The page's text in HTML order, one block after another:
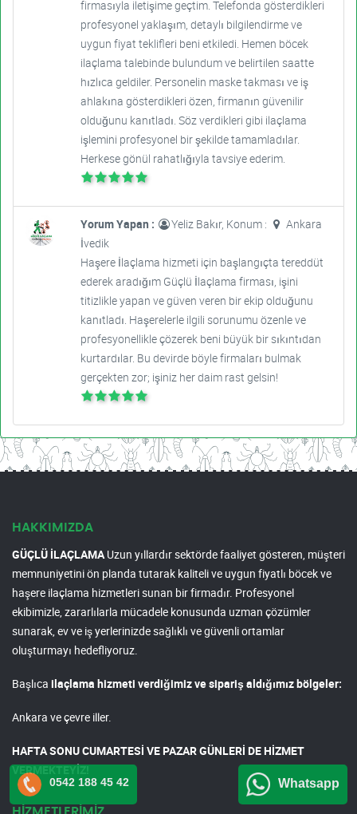
firmasıyla iletişime geçtim. Telefonda gösterdikleri
profesyonel yaklaşım, detaylı bilgilendirme ve
uygun fiyat teklifleri beni etkiledi. Hemen böcek
ilaçlama talebinde bulundum ve belirtilen saatte
hızlıca geldiler. Personelin maske takması ve iş
ahlakına gösterdikleri özen, firmanın güvenilir
olduğunu kanıtladı. Söz verdikleri gibi ilaçlama
işlemini profesyonel bir şekilde tamamladılar.
Herkese gönül rahatlığıyla tavsiye ederim.
Yorum Yapan : Yeliz Bakır, Konum :
Ankara
İvedik
Haşere İlaçlama hizmeti için başlangıçta tereddüt
ederek aradığım Güçlü İlaçlama firması, işini
titizlikle yapan ve güven veren bir ekip olduğunu
kanıtladı. Haşerelerle ilgili sorunumu özenle ve
profesyonellikle çözerek beni büyük bir sıkıntıdan
kurtardılar. Bu devirde böyle firmaları bulmak
gerçekten zor; işiniz her daim rast gelsin!
HAKKIMIZDA
GÜÇLÜ İLAÇLAMAUzun yıllardır sektörde faaliyet gösteren, müşteri
memnuniyetini ön planda tutarak kaliteli ve uygun fiyatlı böcek ve
haşere ilaçlama hizmetleri sunan bir firmadır. Profesyonel
ekibimizle, zararlılarla mücadele konusunda uzman çözümler
sunarak, ev ve iş yerlerinizde sağlıklı ve güvenli ortamlar
oluşturmayı hedefliyoruz.
Başlıca ilaçlama hizmeti verdiğimiz ve sipariş aldığımız bölgeler:
Ankara ve çevre iller.
HAFTA SONU CUMARTESİ VE PAZAR GÜNLERİ DE HİZMET
VERMEKTEYİZ!
0542 188 45 42 Whatsapp